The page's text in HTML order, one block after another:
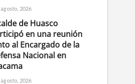
agosto, 2026
de Huasco
en una reunión
al Encargado de la
Nacional en
agosto, 2026